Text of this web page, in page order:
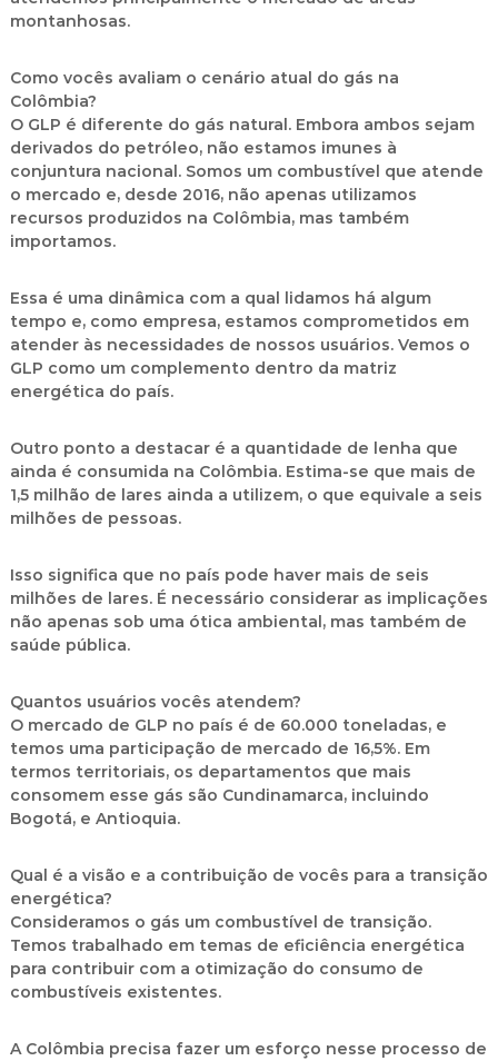
montanhosas.
Como vocês avaliam o cenário atual do gás na
Colômbia?
O GLP é diferente do gás natural. Embora ambos sejam
derivados do petróleo, não estamos imunes à
conjuntura nacional. Somos um combustível que atende
o mercado e, desde 2016, não apenas utilizamos
recursos produzidos na Colômbia, mas também
importamos.
Essa é uma dinâmica com a qual lidamos há algum
tempo e, como empresa, estamos comprometidos em
atender às necessidades de nossos usuários. Vemos o
GLP como um complemento dentro da matriz
energética do país.
Outro ponto a destacar é a quantidade de lenha que
ainda é consumida na Colômbia. Estima-se que mais de
1,5 milhão de lares ainda a utilizem, o que equivale a seis
milhões de pessoas.
Isso significa que no país pode haver mais de seis
milhões de lares. É necessário considerar as implicações
não apenas sob uma ótica ambiental, mas também de
saúde pública.
Quantos usuários vocês atendem?
O mercado de GLP no país é de 60.000 toneladas, e
temos uma participação de mercado de 16,5%. Em
termos territoriais, os departamentos que mais
consomem esse gás são Cundinamarca, incluindo
Bogotá, e Antioquia.
Qual é a visão e a contribuição de vocês para a transição
energética?
Consideramos o gás um combustível de transição.
Temos trabalhado em temas de eficiência energética
para contribuir com a otimização do consumo de
combustíveis existentes.
A Colômbia precisa fazer um esforço nesse processo de